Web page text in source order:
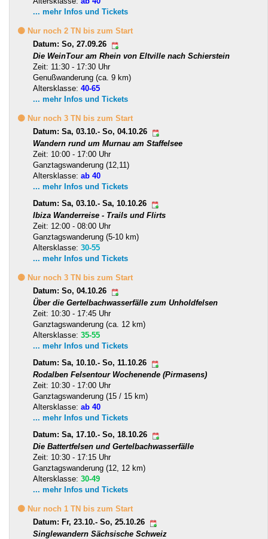
... mehr Infos und Tickets
🟡 Nur noch 2 TN bis zum Start
Datum: So, 27.09.26
Die WeinTour am Rhein von Eltville nach Schierstein
Zeit: 11:30 - 17:30 Uhr
Genußwanderung (ca. 9 km)
Altersklasse: 40-65
... mehr Infos und Tickets
🟡 Nur noch 3 TN bis zum Start
Datum: Sa, 03.10.- So, 04.10.26
Wandern rund um Murnau am Staffelsee
Zeit: 10:00 - 17:00 Uhr
Ganztagswanderung (12,11)
Altersklasse: ab 40
... mehr Infos und Tickets
Datum: Sa, 03.10.- Sa, 10.10.26
Ibiza Wanderreise - Trails und Flirts
Zeit: 12:00 - 08:00 Uhr
Ganztagswanderung (5-10 km)
Altersklasse: 30-55
... mehr Infos und Tickets
🟡 Nur noch 3 TN bis zum Start
Datum: So, 04.10.26
Über die Gertelbachwasserfälle zum Unholdfelsen
Zeit: 10:30 - 17:45 Uhr
Ganztagswanderung (ca. 12 km)
Altersklasse: 35-55
... mehr Infos und Tickets
Datum: Sa, 10.10.- So, 11.10.26
Rodalben Felsentour Wochenende (Pirmasens)
Zeit: 10:30 - 17:00 Uhr
Ganztagswanderung (15 / 15 km)
Altersklasse: ab 40
... mehr Infos und Tickets
Datum: Sa, 17.10.- So, 18.10.26
Die Battertfelsen und Gertelbachwasserfälle
Zeit: 10:30 - 17:15 Uhr
Ganztagswanderung (12, 12 km)
Altersklasse: 30-49
... mehr Infos und Tickets
🟡 Nur noch 1 TN bis zum Start
Datum: Fr, 23.10.- So, 25.10.26
Singlewandern Sächsische Schweiz